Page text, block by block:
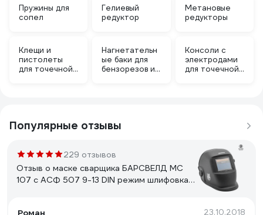
Пружины для
сопел
Гелиевый
редуктор
Метановые
редукторы
Клещи и
пистолеты
для точечной
Нагнетательн
ые баки для
бензорезов и
Консоли с
электродами
для точечной
Популярные отзывы
229 отзывов
Отзыв о маске сварщика БАРСВЕЛД МС
107 с АСФ 507 9-13 DIN режим шлифовка
Роман
23.10.2018